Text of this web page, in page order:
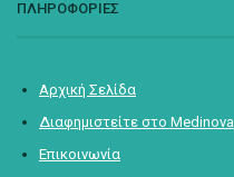
ΠΛΗΡΟΦΟΡΙΕΣ
Αρχική Σελίδα
Διαφημιστείτε στο Medinova
Επικοινωνία